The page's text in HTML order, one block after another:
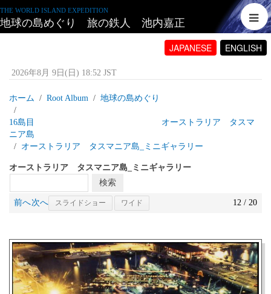
THE WORLD ISLAND EXPEDITION
地球の島めぐり 旅の鉄人 池内嘉正
JAPANESE ENGLISH
2026年8月 9日(日) 18:52 JST
ホーム Root Album 地球の島めぐり
16島目 オーストラリア タスマ
ニア島
オーストラリア タスマニア島_ミニギャラリー
オーストラリア タスマニア島_ミニギャラリー
前へ次へ スライドショー ワイド 12 / 20